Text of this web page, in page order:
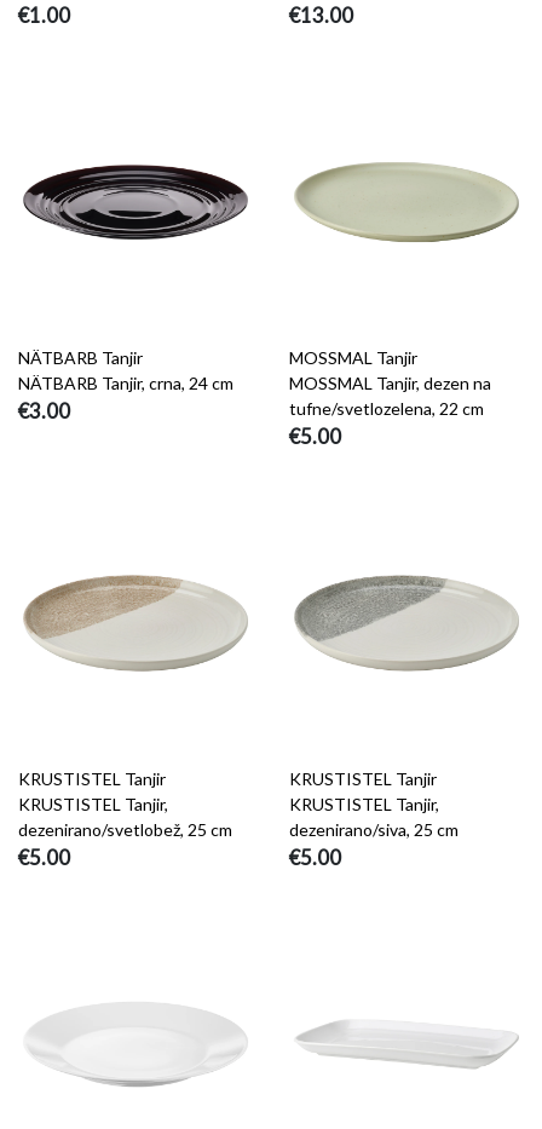
€1.00 €13.00
NÄTBARB Tanjir
NÄTBARB Tanjir, crna, 24 cm
€3.00
MOSSMAL Tanjir
MOSSMAL Tanjir, dezen na
tufne/svetlozelena, 22 cm
€5.00
KRUSTISTEL Tanjir
KRUSTISTEL Tanjir,
dezenirano/svetlobež, 25 cm
€5.00
KRUSTISTEL Tanjir
KRUSTISTEL Tanjir,
dezenirano/siva, 25 cm
€5.00